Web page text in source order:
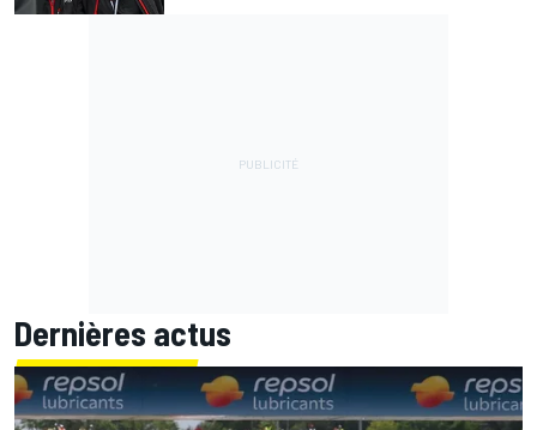
Dernières actus